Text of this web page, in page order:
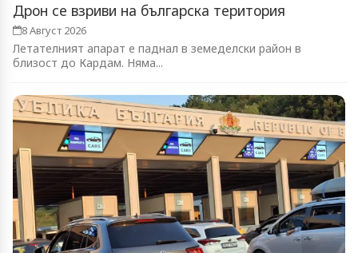
Дрон се взриви на българска територия
8 Август 2026
Летателният апарат е паднал в земеделски район в
близост до Кардам. Няма...